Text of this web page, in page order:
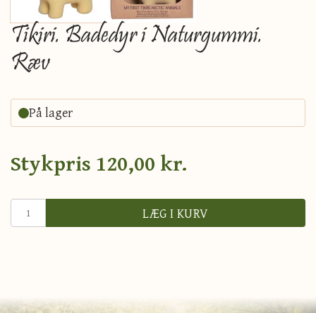
Tikiri. Badedyr i Naturgummi.
Ræv
På lager
Stykpris 120,00 kr.
LÆG I KURV